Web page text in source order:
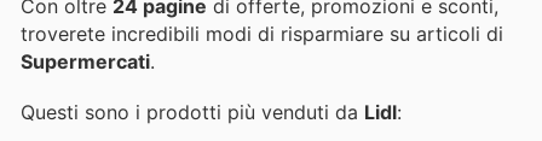
Con oltre 24 pagine di offerte, promozioni e sconti,
troverete incredibili modi di risparmiare su articoli di
Supermercati.
Questi sono i prodotti più venduti da Lidl: